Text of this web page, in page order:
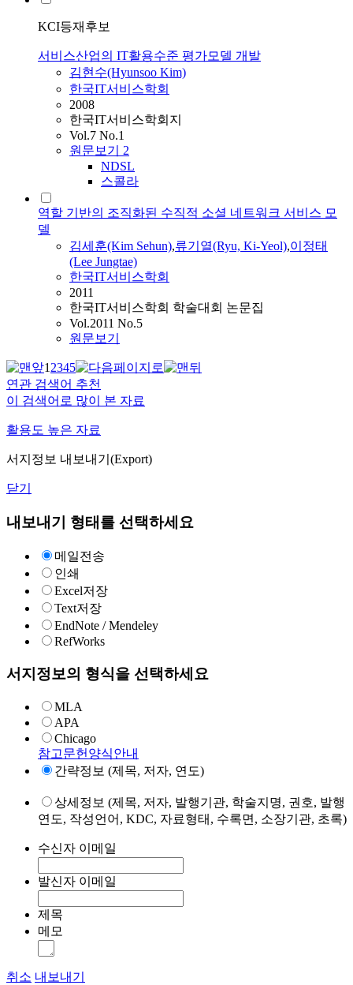
KCI등재후보
서비스산업의 IT활용수준 평가모델 개발
김현수(Hyunsoo Kim)
한국IT서비스학회
2008
한국IT서비스학회지
Vol.7 No.1
원문보기 2
NDSL
스콜라
역할 기반의 조직화된 수직적 소셜 네트워크 서비스 모
델
김세훈(Kim Sehun),류기열(Ryu, Ki-Yeol),이정태
(Lee Jungtae)
한국IT서비스학회
2011
한국IT서비스학회 학술대회 논문집
Vol.2011 No.5
원문보기
12345
연관 검색어 추천
이 검색어로 많이 본 자료
활용도 높은 자료
서지정보 내보내기(Export)
닫기
내보내기 형태를 선택하세요
메일전송
인쇄
Excel저장
Text저장
EndNote / Mendeley
RefWorks
서지정보의 형식을 선택하세요
MLA
APA
Chicago
참고문헌양식안내
간략정보 (제목, 저자, 연도)
상세정보 (제목, 저자, 발행기관, 학술지명, 권호, 발행
연도, 작성언어, KDC, 자료형태, 수록면, 소장기관, 초록)
수신자 이메일
발신자 이메일
제목
메모
취소 내보내기